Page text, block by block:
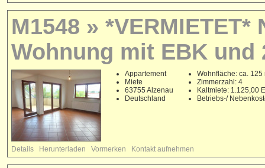
M1548 »
Wohnung mit EBK und
Appartement
Miete
63755 Alzenau
Deutschland
Wohnfläche: ca. 125
Zimmerzahl: 4
Kaltmiete: 1.125,00
Betriebs-/
Details Herunterladen Vormerken Kontakt aufnehmen